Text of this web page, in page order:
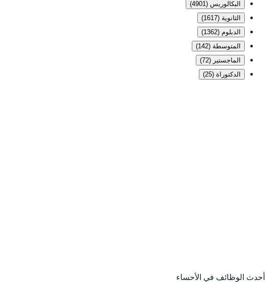
البكالوريس (4901)
الثانوية (1617)
الدبلوم (1362)
المتوسطة (142)
الماجستير (72)
الدكتوراة (25)
أحدث الوظائف في الأحساء